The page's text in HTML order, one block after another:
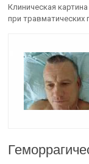
Клиническая
при травматических